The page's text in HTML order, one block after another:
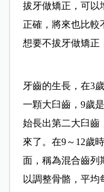
拔牙做矯正，可以
正確，將來也比較
想要不拔牙做矯正
牙齒的生長，在3
一顆大臼齒，9歲
始長出第二大臼齒
來了。在9～12歲
面，稱為混合齒列
以調整骨骼，平